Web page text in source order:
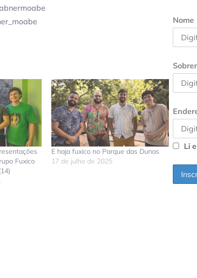
Fuxico
E haja fuxico no Parque das Dunas
17 de julho de 2025
Nome
Li